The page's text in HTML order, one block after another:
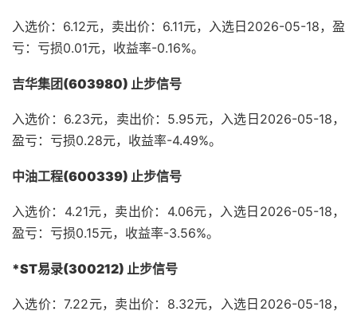
入选价：6.12元，卖出价：6.11元，入选日2026-05-18，盈
亏：亏损0.01元，收益率-0.16%。
吉华集团(603980) 止步信号
入选价：6.23元，卖出价：5.95元，入选日2026-05-18，
盈亏：亏损0.28元，收益率-4.49%。
中油工程(600339) 止步信号
入选价：4.21元，卖出价：4.06元，入选日2026-05-18，
盈亏：亏损0.15元，收益率-3.56%。
*ST易录(300212) 止步信号
入选价：7.22元，卖出价：8.32元，入选日2026-05-18，